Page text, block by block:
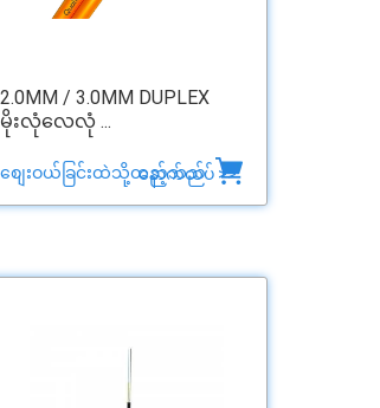
2.0MM / 3.0MM DUPLEX
မိုးလုံလေလုံ ...
စျေးဝယ်ခြင်းထဲသို့ထည့်သည်
နောက်ထပ် >>